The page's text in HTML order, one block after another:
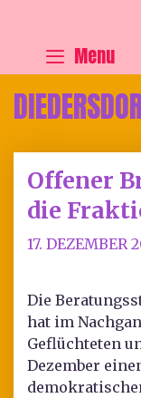
Menu
Offener
die
17. DEZEMBER
Die
hat im
Geflüchteten
Dezember